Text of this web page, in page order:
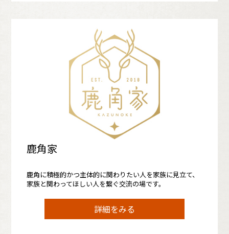
鹿角家
鹿角に積極的かつ主体的に関わりたい人を家族に見立て、
家族と関わってほしい人を繋ぐ交流の場です。
詳細をみる